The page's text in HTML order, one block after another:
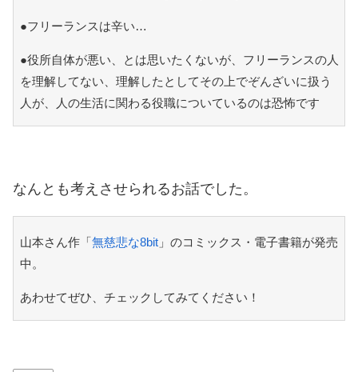
●フリーランスは辛い…
●役所自体が悪い、とは思いたくないが、フリーランスの人
を理解してない、理解したとしてその上でぞんざいに扱う
人が、人の生活に関わる役職についているのは恐怖です
なんとも考えさせられるお話でした。
山本さん作「無慈悲な8bit」のコミックス・電子書籍が発売
中。
あわせてぜひ、チェックしてみてください！